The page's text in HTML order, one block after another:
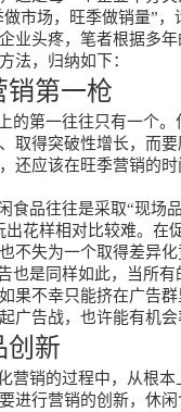
做市场，旺季做销量”
业头疼，笔者根据多
法，归纳如下：
销第一枪
的第一往往只有一个
取得突破性增长，而
还应该在旺季营销的
食品往往是采取“现场
出花样相对比较难。在
不失为一个取得差异
也是同样如此，当所
果不幸只能挤在广告
广告战，也许能有机
创新
营销的过程中，从根
进行营销的创新，休